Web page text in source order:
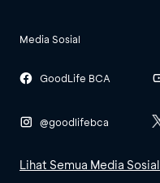
Media Sosial
GoodLife BCA
@goodlifebca
Lihat Semua Media Sosial